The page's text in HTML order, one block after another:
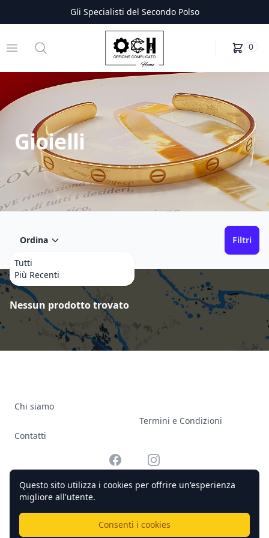
Gli Specialisti del Secondo Polso
Open menu
Search
Officine Complicato
0
Gioielli
Ordina
Tutti
Più Recenti
Filtri
Prodotti
Nessun prodotto trovato
Questo sito utilizza i cookies per offrire un'esperienza
migliore all'utente.
Consenti i cookies
Chi siamo
Contatti
Termini e Condizioni
FacebookInstagram
© 2026 Officine Complicato Tutti i diritti riservati.